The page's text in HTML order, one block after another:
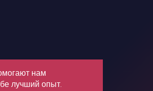
нам
лучший опыт.